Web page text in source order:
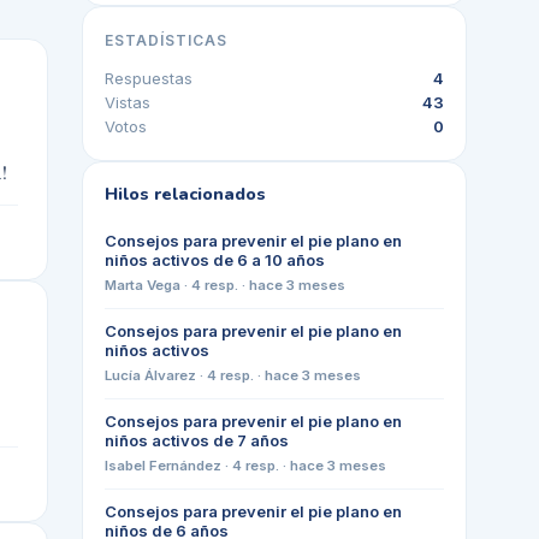
ESTADÍSTICAS
Respuestas
4
Vistas
43
Votos
0
Hilos relacionados
Consejos para prevenir el pie plano en
niños activos de 6 a 10 años
Marta Vega · 4 resp. · hace 3 meses
Consejos para prevenir el pie plano en
niños activos
Lucía Álvarez · 4 resp. · hace 3 meses
Consejos para prevenir el pie plano en
niños activos de 7 años
Isabel Fernández · 4 resp. · hace 3 meses
Consejos para prevenir el pie plano en
niños de 6 años